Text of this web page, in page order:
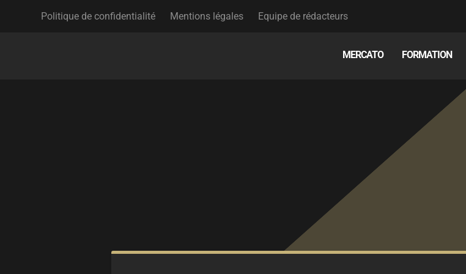
Politique de confidentialité Mentions légales Equipe de rédacteurs
MERCATO FORMATION